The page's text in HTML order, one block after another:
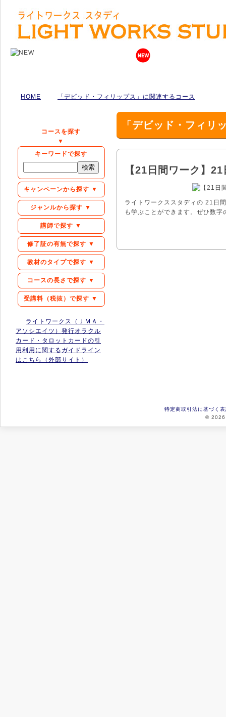
HOME 「デビッド・フィリップス」に関連するコース
コースを探す
▼
キーワードで探す
キャンペーンから探す ▼
ジャンルから探す ▼
講師で探す ▼
修了証の有無で探す ▼
教材のタイプで探す ▼
コースの長さで探す ▼
受講料（税抜）で探す ▼
ライトワークス（ＪＭＡ・
アソシエイツ）発行オラクル
カード・タロットカードの引
用利用に関するガイドライン
はこちら（外部サイト）
「デビッド・フィリ
【21日間ワーク】
ライトワークススタディの 21日
も学ぶことができます。ぜひ数
特定商取引法に基づく
© 2026